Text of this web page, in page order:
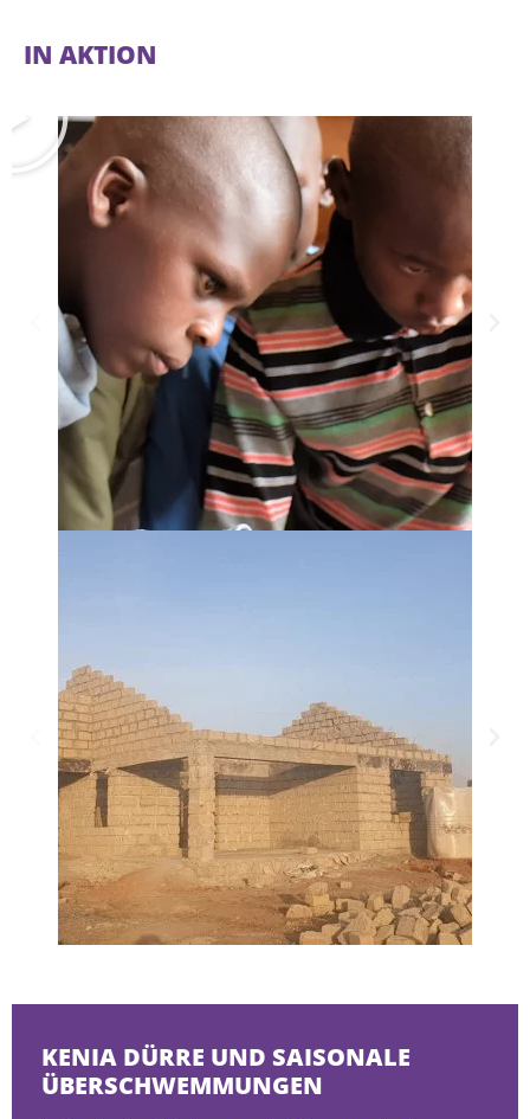
IN AKTION
KENIA DÜRRE UND SAISONALE
ÜBERSCHWEMMUNGEN